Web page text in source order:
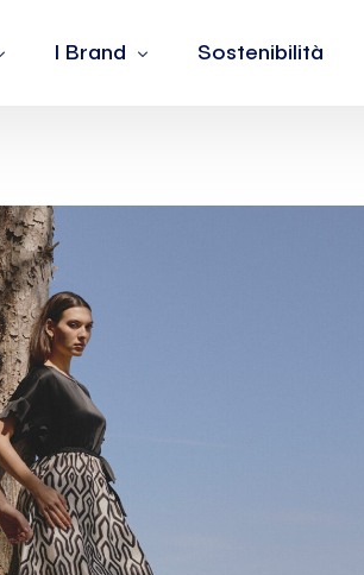
I Brand
Burger King
Jean Louis David
La Yogurteria
Oltre
The Barber & Co
Sostenibilità